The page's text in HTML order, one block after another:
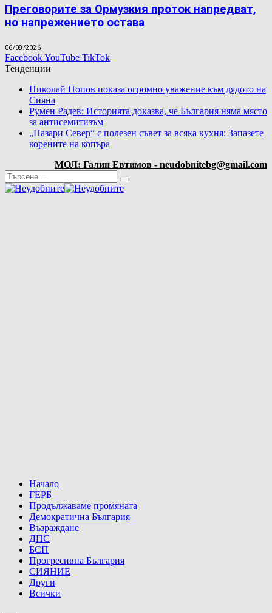
Преговорите за Ормузкия проток напредват,
но напрежението остава
06/08/2026
FacebookYouTube TikTok
Тенденции
Николай Попов показа огромно уважение към дядото на
Сияна
Румен Радев: Историята доказва, че България няма място
за антисемитизъм
„Пазари Север“ с полезен съвет за всяка кухня: Запазете
корените на копъра
МОЛ: Галин Евтимов - neudobnitebg@gmail.com
Начало
ГЕРБ
Продължаваме промяната
Демократична България
Възраждане
ДПС
БСП
Прогресивна България
СИЯНИЕ
Други
Всички